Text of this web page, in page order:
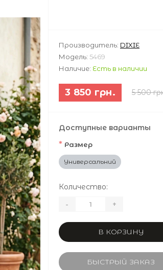
Производитель: DIXIE
Модель: 5469
Наличие: Есть в наличии
3 850 грн. 5 500
Доступные варианты
* Размер
Универсальний
Количество:
- +
В КОРЗИНУ
БЫСТРЫЙ ЗАКАЗ